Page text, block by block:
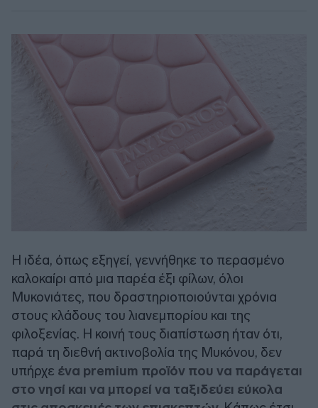
Η ιδέα, όπως εξηγεί, γεννήθηκε το περασμένο
καλοκαίρι από μια παρέα έξι φίλων, όλοι
Μυκονιάτες, που δραστηριοποιούνται χρόνια
στους κλάδους του λιανεμπορίου και της
φιλοξενίας. Η κοινή τους διαπίστωση ήταν ότι,
παρά τη διεθνή ακτινοβολία της Μυκόνου, δεν
υπήρχε ένα premium προϊόν που να παράγεται
στο νησί και να μπορεί να ταξιδεύει εύκολα